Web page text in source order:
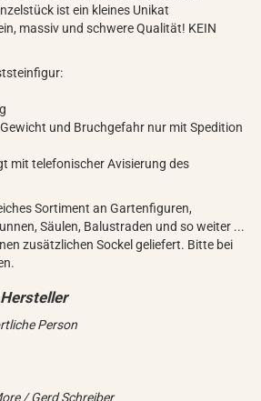
ist ein kleines Unikat
massiv und schwere Qualität! KEIN
und Bruchgefahr nur mit Spedition
mit telefonischer Avisierung des
Sortiment an Gartenfiguren,
Säulen, Balustraden und so weiter ...
zusätzlichen Sockel geliefert. Bitte bei
Person
/ Gerd Schreiber